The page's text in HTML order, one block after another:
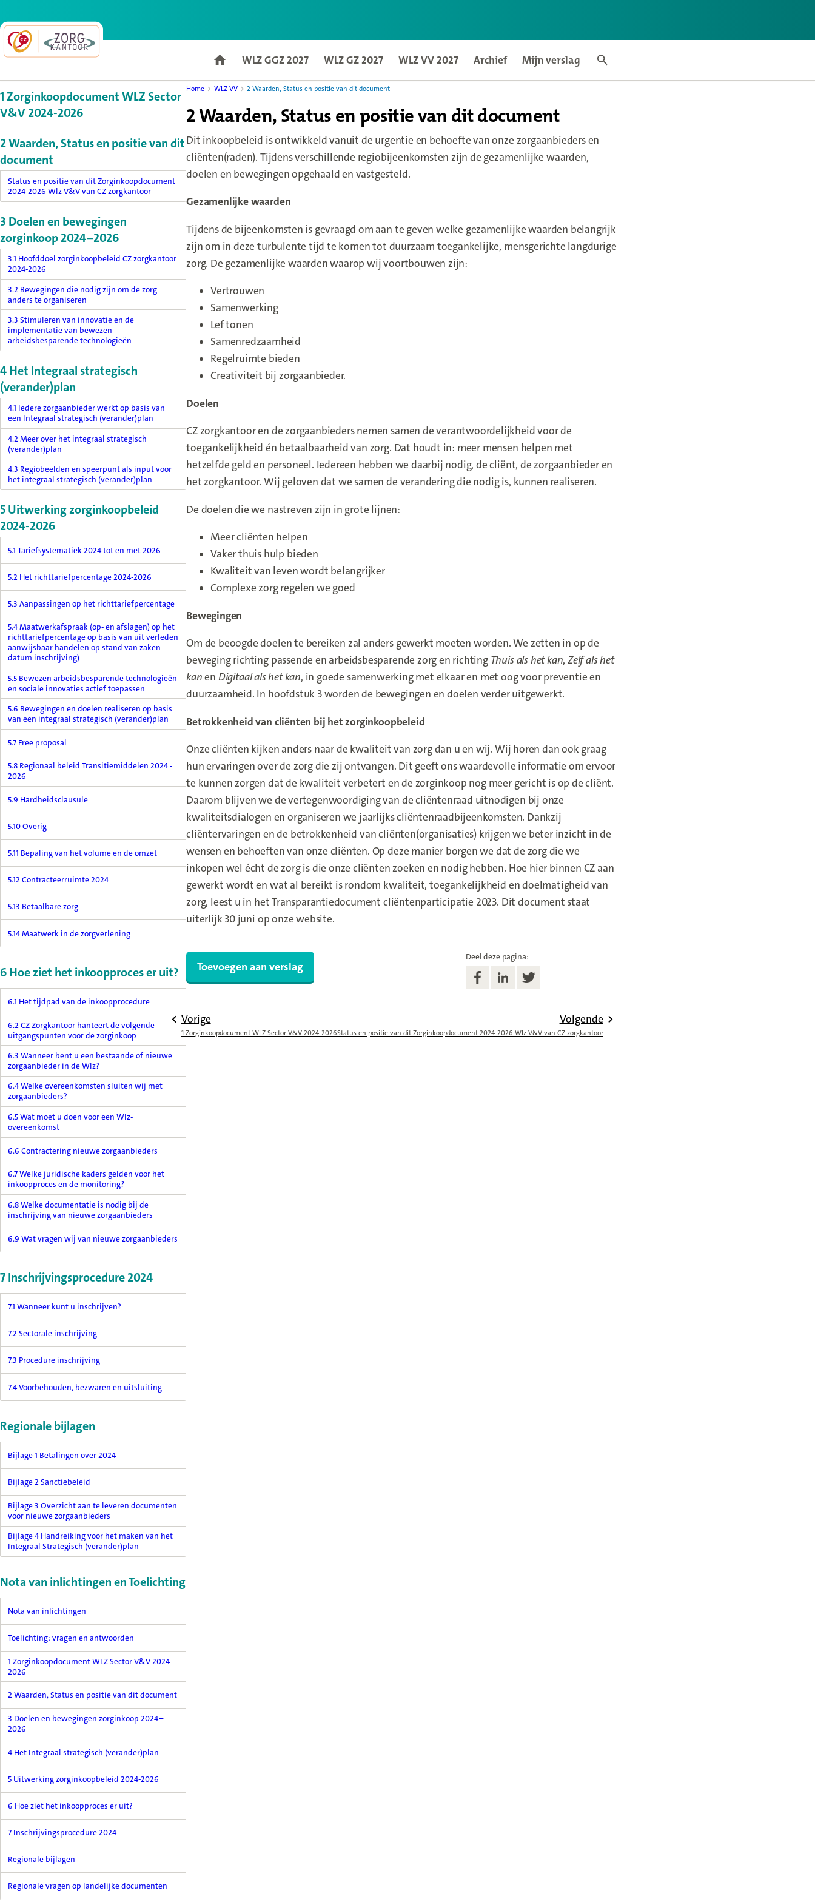
Go to homepage
WLZ GGZ 2027 WLZ GZ 2027 WLZ VV 2027 Archief Mijn verslag Search articles
Home WLZ VV 2 Waarden, Status en positie van dit document
2 Waarden, Status en positie van dit document
Dit inkoopbeleid is ontwikkeld vanuit de urgentie en behoefte van onze zorgaanbieders en
cliënten(raden). Tijdens verschillende regiobijeenkomsten zijn de gezamenlijke waarden,
doelen en bewegingen opgehaald en vastgesteld.
Gezamenlijke waarden
Tijdens de bijeenkomsten is gevraagd om aan te geven welke gezamenlijke waarden belangrijk
zijn om in deze turbulente tijd te komen tot duurzaam toegankelijke, mensgerichte langdurige
zorg. De gezamenlijke waarden waarop wij voortbouwen zijn:
Vertrouwen
Samenwerking
Lef tonen
Samenredzaamheid
Regelruimte bieden
Creativiteit bij zorgaanbieder.
Doelen
CZ zorgkantoor en de zorgaanbieders nemen samen de verantwoordelijkheid voor de
toegankelijkheid én betaalbaarheid van zorg. Dat houdt in: meer mensen helpen met
hetzelfde geld en personeel. Iedereen hebben we daarbij nodig, de cliënt, de zorgaanbieder en
het zorgkantoor. Wij geloven dat we samen de verandering die nodig is, kunnen realiseren.
De doelen die we nastreven zijn in grote lijnen:
Meer cliënten helpen
Vaker thuis hulp bieden
Kwaliteit van leven wordt belangrijker
Complexe zorg regelen we goed
Bewegingen
Om de beoogde doelen te bereiken zal anders gewerkt moeten worden. We zetten in op de
beweging richting passende en arbeidsbesparende zorg en richting Thuis als het kan,Zelf als het
kanen Digitaal als het kan, in goede samenwerking met elkaar en met oog voor preventie en
duurzaamheid. In hoofdstuk 3 worden de bewegingen en doelen verder uitgewerkt.
Betrokkenheid van cliënten bij het zorginkoopbeleid
Onze cliënten kijken anders naar de kwaliteit van zorg dan u en wij. Wij horen dan ook graag
hun ervaringen over de zorg die zij ontvangen. Dit geeft ons waardevolle informatie om ervoor
te kunnen zorgen dat de kwaliteit verbetert en de zorginkoop nog meer gericht is op de cliënt.
Daarom blijven we de vertegenwoordiging van de cliëntenraad uitnodigen bij onze
kwaliteitsdialogen en organiseren we jaarlijks cliëntenraadbijeenkomsten. Dankzij
cliëntervaringen en de betrokkenheid van cliënten(organisaties) krijgen we beter inzicht in de
wensen en behoeften van onze cliënten. Op deze manier borgen we dat de zorg die we
inkopen wel écht de zorg is die onze cliënten zoeken en nodig hebben. Hoe hier binnen CZ aan
gewerkt wordt en wat al bereikt is rondom kwaliteit, toegankelijkheid en doelmatigheid van
zorg, leest u in het Transparantiedocument cliëntenparticipatie 2023. Dit document staat
uiterlijk 30 juni op onze website.
Toevoegen aan verslag
Deel deze pagina:
Volgende
Status en positie van dit Zorginkoopdocument 2024-2026 Wlz V&V van CZ zorgkantoor
Vorige
1 Zorginkoopdocument WLZ Sector V&V 2024-2026
Content menu, selecting an article item reloads the page.
1 Zorginkoopdocument WLZ Sector
V&V 2024-2026
2 Waarden, Status en positie van dit
document
Status en positie van dit Zorginkoopdocument
2024-2026 Wlz V&V van CZ zorgkantoor
3 Doelen en bewegingen
zorginkoop 2024–2026
3.1 Hoofddoel zorginkoopbeleid CZ zorgkantoor
2024-2026
3.2 Bewegingen die nodig zijn om de zorg
anders te organiseren
3.3 Stimuleren van innovatie en de
implementatie van bewezen
arbeidsbesparende technologieën
4 Het Integraal strategisch
(verander)plan
4.1 Iedere zorgaanbieder werkt op basis van
een Integraal strategisch (verander)plan
4.2 Meer over het integraal strategisch
(verander)plan
4.3 Regiobeelden en speerpunt als input voor
het integraal strategisch (verander)plan
5 Uitwerking zorginkoopbeleid
2024-2026
5.1 Tariefsystematiek 2024 tot en met 2026
5.2 Het richttariefpercentage 2024-2026
5.3 Aanpassingen op het richttariefpercentage
5.4 Maatwerkafspraak (op- en afslagen) op het
richttariefpercentage op basis van uit verleden
aanwijsbaar handelen op stand van zaken
datum inschrijving)
5.5 Bewezen arbeidsbesparende technologieën
en sociale innovaties actief toepassen
5.6 Bewegingen en doelen realiseren op basis
van een integraal strategisch (verander)plan
5.7 Free proposal
5.8 Regionaal beleid Transitiemiddelen 2024 -
2026
5.9 Hardheidsclausule
5.10 Overig
5.11 Bepaling van het volume en de omzet
5.12 Contracteerruimte 2024
5.13 Betaalbare zorg
5.14 Maatwerk in de zorgverlening
6 Hoe ziet het inkoopproces er uit?
6.1 Het tijdpad van de inkoopprocedure
6.2 CZ Zorgkantoor hanteert de volgende
uitgangspunten voor de zorginkoop
6.3 Wanneer bent u een bestaande of nieuwe
zorgaanbieder in de Wlz?
6.4 Welke overeenkomsten sluiten wij met
zorgaanbieders?
6.5 Wat moet u doen voor een Wlz-
overeenkomst
6.6 Contractering nieuwe zorgaanbieders
6.7 Welke juridische kaders gelden voor het
inkoopproces en de monitoring?
6.8 Welke documentatie is nodig bij de
inschrijving van nieuwe zorgaanbieders
6.9 Wat vragen wij van nieuwe zorgaanbieders
7 Inschrijvingsprocedure 2024
7.1 Wanneer kunt u inschrijven?
7.2 Sectorale inschrijving
7.3 Procedure inschrijving
7.4 Voorbehouden, bezwaren en uitsluiting
Regionale bijlagen
Bijlage 1 Betalingen over 2024
Bijlage 2 Sanctiebeleid
Bijlage 3 Overzicht aan te leveren documenten
voor nieuwe zorgaanbieders
Bijlage 4 Handreiking voor het maken van het
Integraal Strategisch (verander)plan
Nota van inlichtingen en Toelichting
Nota van inlichtingen
Toelichting: vragen en antwoorden
1 Zorginkoopdocument WLZ Sector V&V 2024-
2026
2 Waarden, Status en positie van dit document
3 Doelen en bewegingen zorginkoop 2024–
2026
4 Het Integraal strategisch (verander)plan
5 Uitwerking zorginkoopbeleid 2024-2026
6 Hoe ziet het inkoopproces er uit?
7 Inschrijvingsprocedure 2024
Regionale bijlagen
Regionale vragen op landelijke documenten